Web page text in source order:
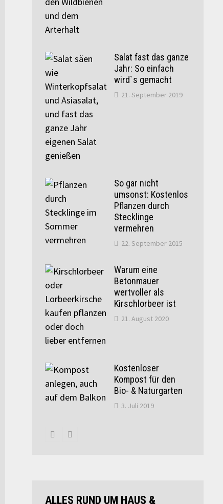
Salat fast das ganze
Jahr: So einfach
wird`s gemacht
21. September 2019
So gar nicht
umsonst: Kostenlos
Pflanzen durch
Stecklinge
vermehren
22. September 2015
Warum eine
Betonmauer
wertvoller als
Kirschlorbeer ist
21. August 2020
Kostenloser
Kompost für den
Bio- & Naturgarten
3. Juli 2019
ALLES RUND UM HAUS &